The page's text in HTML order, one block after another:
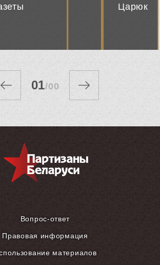
Царюк
01/00
Вопрос-ответ
Правовая информация
материалов